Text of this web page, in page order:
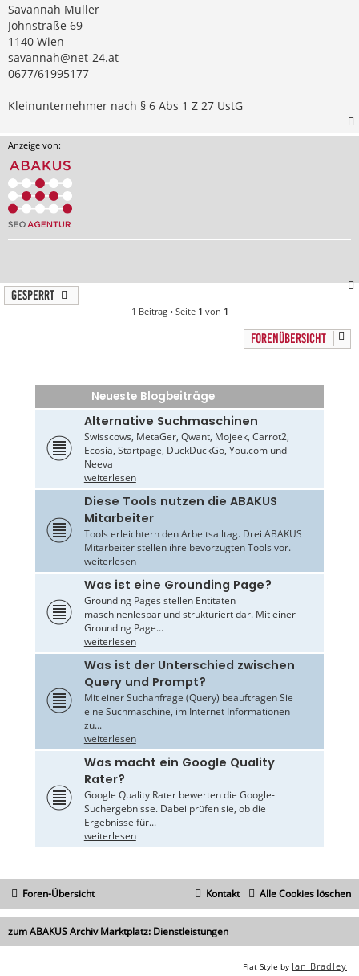
Savannah Müller
Johnstraße 69
1140 Wien
savannah@net-24.at
0677/61995177
Kleinunternehmer nach § 6 Abs 1 Z 27 UstG
Anzeige von:
Gesperrt
1 Beitrag • Seite 1 von 1
FORENÜBERSICHT
Neueste Blogbeiträge
Alternative Suchmaschinen
Swisscows, MetaGer, Qwant, Mojeek, Carrot2,
Ecosia, Startpage, DuckDuckGo, You.com und
Neeva
weiterlesen
Diese Tools nutzen die ABAKUS
Mitarbeiter
Tools erleichtern den Arbeitsalltag. Drei ABAKUS
Mitarbeiter stellen ihre bevorzugten Tools vor.
weiterlesen
Was ist eine Grounding Page?
Grounding Pages stellen Entitäten
maschinenlesbar und strukturiert dar. Mit einer
Grounding Page...
weiterlesen
Was ist der Unterschied zwischen
Query und Prompt?
Mit einer Suchanfrage (Query) beauftragen Sie
eine Suchmaschine, im Internet Informationen
zu...
weiterlesen
Was macht ein Google Quality
Rater?
Google Quality Rater bewerten die Google-
Suchergebnisse. Dabei prüfen sie, ob die
Ergebnisse für...
weiterlesen
Foren-Übersicht Alle Cookies löschen
Kontakt
zum ABAKUS Archiv Marktplatz: Dienstleistungen
Flat Style by Ian Bradley